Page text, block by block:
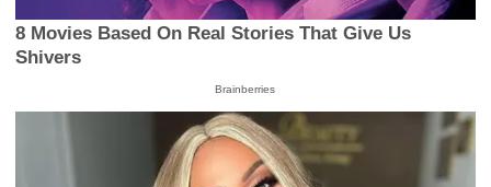
8 Movies Based On Real Stories That Give Us
Shivers
Brainberries